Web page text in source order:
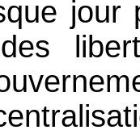
jour